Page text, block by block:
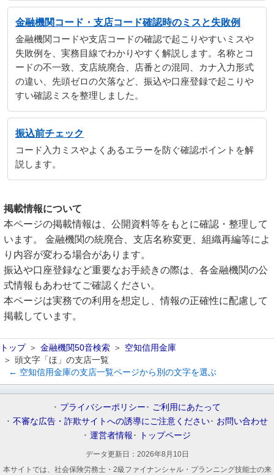
金融機関コード・支店コード確認時のミスと失敗例
金融機関コードや支店コードの確認で起こりやすいミスや
失敗例を、実務目線でわかりやすく解説します。名称とコ
ードの不一致、支店統廃合、店番との混同、カナ入力形式
の違い、先頭ゼロの欠落など、振込や口座登録で起こりや
すい確認ミスを整理しました。
振込前チェック
コード入力ミスやよくあるエラーを防ぐ確認ポイントを解
説します。
掲載情報について
本ページの掲載情報は、公開資料等をもとに確認・整理して
います。 金融機関の統廃合、支店名称変更、組織再編等によ
り内容が変わる場合があります。
振込や口座登録など重要なお手続きの際は、各金融機関の公
式情報もあわせてご確認ください。
本ページは実務での利用を想定し、情報の正確性に配慮して
掲載しています。
トップ 金融機関50音検索
空知信用金庫
頭文字「ほ」の支店一覧
← 空知信用金庫の支店一覧ページから別の文字を選ぶ
プライバシーポリシー
ご利用にあたって
不審な広告・詐欺サイトへの誘導にご注意ください
お問い合わせ
運営者情報
トップページ
データ更新日： 2026年8月10日
本サイトでは、社会保険労務士・2級ファイナンシャル・プランニング技能士の来